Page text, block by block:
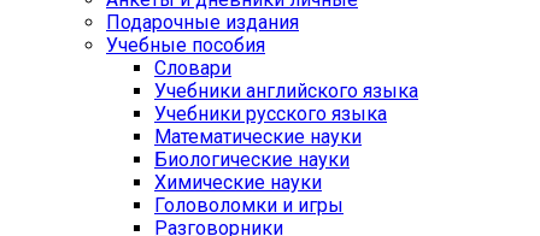
Подарочные издания
Учебные пособия
Словари
Учебники английского языка
Учебники русского языка
Математические науки
Биологические науки
Химические науки
Головоломки и игры
Разговорники